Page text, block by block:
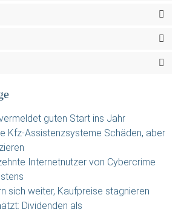
guten Start ins Jahr
Kfz-Assistenzsysteme Schäden, aber
Internetnutzer von Cybercrime
sich weiter, Kaufpreise stagnieren
Dividenden als